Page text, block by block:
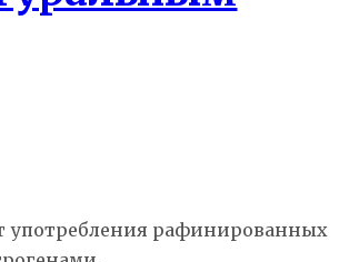
употребления рафинированных